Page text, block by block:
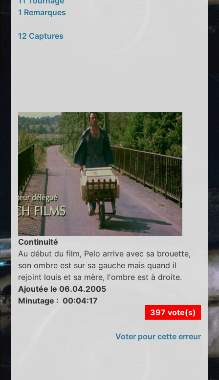
1 Remarques
12 Captures
Continuité
Au début du film, Pelo arrive avec sa brouette,
son ombre est sur sa gauche mais quand il
rejoint louis et sa mère, l'ombre est à droite.
Ajoutée le 06.04.2005
Minutage : 00:04:17
397 vote(s)
Voter pour cette erreur